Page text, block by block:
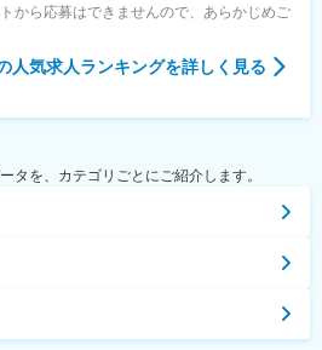
から応募はできませんので、あらかじめご
人気求人ランキングを詳しく見る
タを、カテゴリごとにご紹介します。